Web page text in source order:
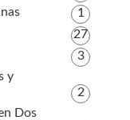
1
27
3
y
2
Dos